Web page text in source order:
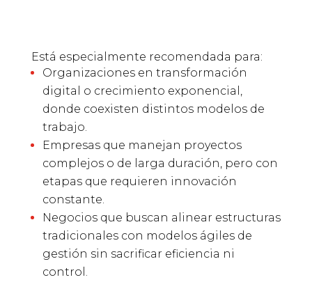
Está especialmente recomendada para:
Organizaciones en transformación
digital o crecimiento exponencial,
donde coexisten distintos modelos de
trabajo.
Empresas que manejan proyectos
complejos o de larga duración, pero con
etapas que requieren innovación
constante.
Negocios que buscan alinear estructuras
tradicionales con modelos ágiles de
gestión sin sacrificar eficiencia ni
control.